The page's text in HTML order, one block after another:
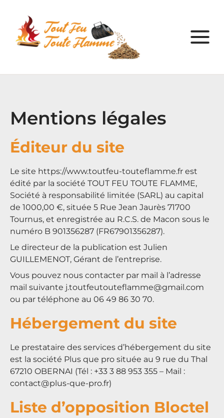
Mentions légales
Éditeur du site
Le site https://www.toutfeu-touteflamme.fr est
édité par la société TOUT FEU TOUTE FLAMME,
Société à responsabilité limitée (SARL) au capital
de 1000,00 €, située 5 Rue Jean Jaurès 71700
Tournus, et enregistrée au R.C.S. de Macon sous le
numéro B 901356287 (FR67901356287).
Le directeur de la publication est Julien
GUILLEMENOT, Gérant de l’entreprise.
Vous pouvez nous contacter par mail à l’adresse
mail suivante j.toutfeutouteflamme@gmail.com
ou par téléphone au 06 49 86 30 70.
Hébergement du site
Le prestataire des services d’hébergement du site
est la société Plus que pro située au 9 rue du Thal
67210 OBERNAI (Tél : +33 3 88 953 355 – Mail :
contact@plus-que-pro.fr)
Liste d’opposition Bloctel